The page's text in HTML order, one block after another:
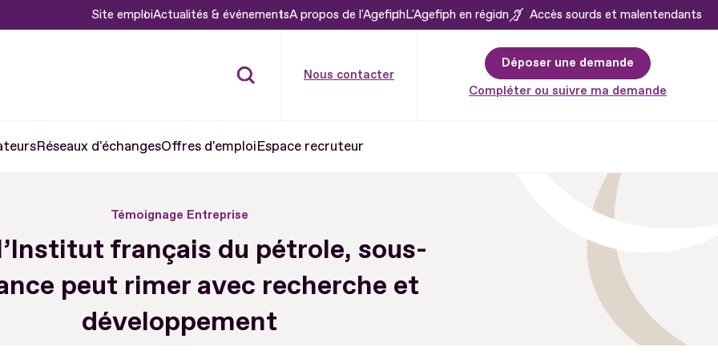
Site emploiActualités & événementsA propos de l'AgefiphL'Agefiph en région Accès sourds et malentendants
Nous contacter
Déposer une demande
Compléter ou suivre ma demande
Réseaux d'échangesOffres d'emploiEspace recruteur
Témoignage Entreprise
français du pétrole, sous-
peut rimer avec recherche et
développement